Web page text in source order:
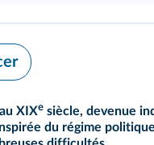
XIXe siècle, devenue
du régime